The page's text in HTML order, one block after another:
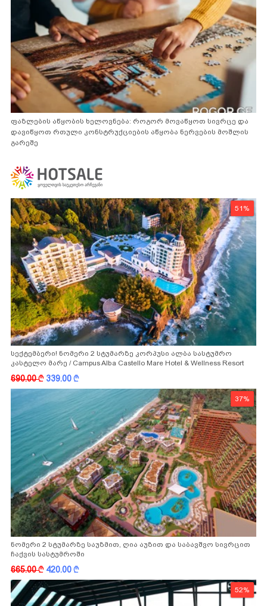
ფაზლების აწყობის ხელოვნება: როგორ მოვაწყოთ სივრცე და
დავიწყოთ რთული კონსტრუქციების აწყობა ნერვების მოშლის
გარეშე
51%
სექტემბერი! ნომერი 2 სტუმარზე კორპუსი ალბა სასტუმრო
კასტელო მარე / Campus Alba Castello Mare Hotel & Wellness Resort
-სგან!
690.00k 339.00k
37%
ნომერი 2 სტუმარზე საუზმით, ღია აუზით და საბავშვო სივრცით
ჩაქვის სასტუმროში
665.00k 420.00k
52%